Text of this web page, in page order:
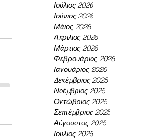
Ιούλιος 2026
Ιούνιος 2026
Μάιος 2026
Απρίλιος 2026
Μάρτιος 2026
Φεβρουάριος 2026
Ιανουάριος 2026
Δεκέμβριος 2025
Νοέμβριος 2025
Οκτώβριος 2025
Σεπτέμβριος 2025
Αύγουστος 2025
Ιούλιος 2025